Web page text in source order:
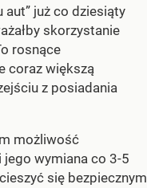
aut” już co dziesiąty
skorzystanie
rosnące
coraz większą
z posiadania
możliwość
wymiana co 3-5
się bezpiecznym